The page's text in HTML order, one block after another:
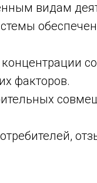
видам
факторов.